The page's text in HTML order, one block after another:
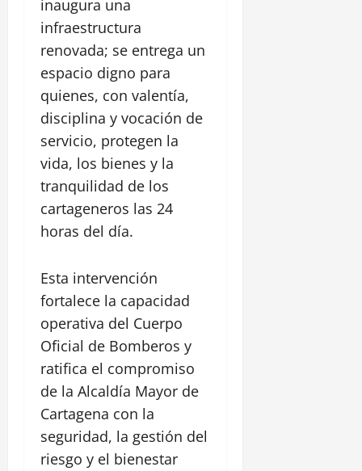
inaugura una
infraestructura
renovada; se entrega un
espacio digno para
quienes, con valentía,
disciplina y vocación de
servicio, protegen la
vida, los bienes y la
tranquilidad de los
cartageneros las 24
horas del día.
Esta intervención
fortalece la capacidad
operativa del Cuerpo
Oficial de Bomberos y
ratifica el compromiso
de la Alcaldía Mayor de
Cartagena con la
seguridad, la gestión del
riesgo y el bienestar